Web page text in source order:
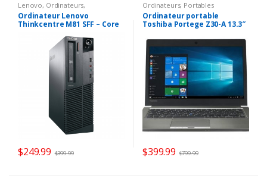
Lenovo, Ordinateurs,
Ordinateurs De Bureau &
Moniteurs
Ordinateur Lenovo
Thinkcentre M81 SFF – Core
SSD – Lecteur DVD – Win 10
$249.99 $399.99
Ordinateurs, Portables
Ordinateur portable
Toshiba Portege Z30-A 13.3″
/ 128 GB SSD / 8 GB DDR3 /
HDMI / Webcam / Windows
10 Professionnel
$399.99 $799.99